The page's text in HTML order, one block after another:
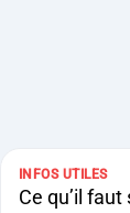
INFOS UTILES
Ce qu’il